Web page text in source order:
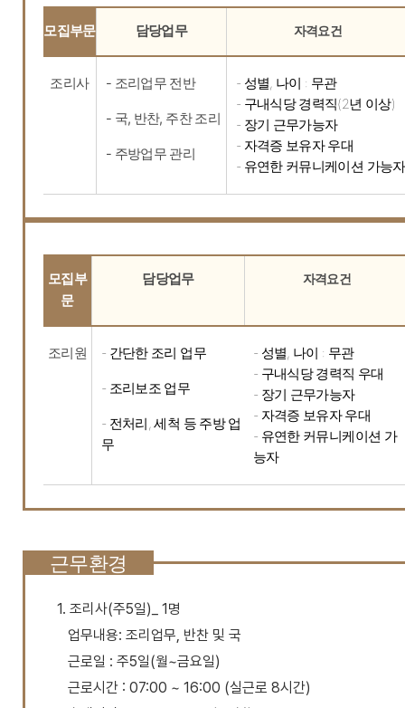
모집부문 담당업무 자격요건
조리사 - 조리업무 전반
- 국, 반찬, 주찬 조리
- 주방업무 관리
- 성별, 나이 : 무관
- 구내식당 경력직(2년 이상)
- 장기 근무가능자
- 자격증 보유자 우대
- 유연한 커뮤니케이션 가능자
모집부
문
담당업무 자격요건
조리원 - 간단한 조리 업무
- 조리보조 업무
- 전처리, 세척 등 주방 업
무
- 성별, 나이 : 무관
- 구내식당 경력직 우대
- 장기 근무가능자
- 자격증 보유자 우대
- 유연한 커뮤니케이션 가
능자
근무환경
1. 조리사(주5일)_ 1명
업무내용: 조리업무, 반찬 및 국
근로일 : 주5일(월~금요일)
근로시간 : 07:00 ~ 16:00 (실근로 8시간)